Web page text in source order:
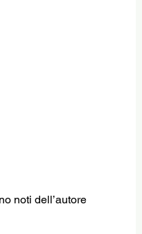
noti dell’autore